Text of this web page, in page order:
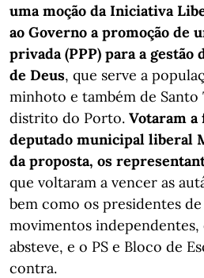
uma moção da Iniciativa
ao Governo a promoção de
privada (PPP) para a gestão
de Deus, que serve a
minhoto e também de
distrito do Porto. Votaram a
deputado municipal liberal
da proposta, os
que voltaram a vencer as
bem como os presidentes
movimentos independentes,
absteve, e o PS e Bloco de
contra.